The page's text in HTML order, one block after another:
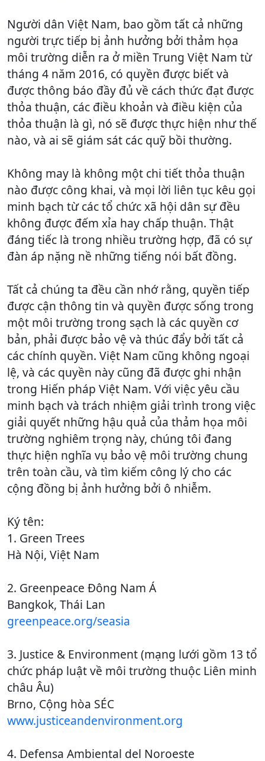
Người dân Việt Nam, bao gồm tất cả những
người trực tiếp bị ảnh hưởng bởi thảm họa
môi trường diễn ra ở miền Trung Việt Nam từ
tháng 4 năm 2016, có quyền được biết và
được thông báo đầy đủ về cách thức đạt được
thỏa thuận, các điều khoản và điều kiện của
thỏa thuận là gì, nó sẽ được thực hiện như thế
nào, và ai sẽ giám sát các quỹ bồi thường.
Không may là không một chi tiết thỏa thuận
nào được công khai, và mọi lời liên tục kêu gọi
minh bạch từ các tổ chức xã hội dân sự đều
không được đếm xỉa hay chấp thuận. Thật
đáng tiếc là trong nhiều trường hợp, đã có sự
đàn áp nặng nề những tiếng nói bất đồng.
Tất cả chúng ta đều cần nhớ rằng, quyền tiếp
được cận thông tin và quyền được sống trong
một môi trường trong sạch là các quyền cơ
bản, phải được bảo vệ và thúc đẩy bởi tất cả
các chính quyền. Việt Nam cũng không ngoại
lệ, và các quyền này cũng đã được ghi nhận
trong Hiến pháp Việt Nam. Với việc yêu cầu
minh bạch và trách nhiệm giải trình trong việc
giải quyết những hậu quả của thảm họa môi
trường nghiêm trọng này, chúng tôi đang
thực hiện nghĩa vụ bảo vệ môi trường chung
trên toàn cầu, và tìm kiếm công lý cho các
cộng đồng bị ảnh hưởng bởi ô nhiễm.
Ký tên:
1. Green Trees
Hà Nội, Việt Nam
2. Greenpeace Đông Nam Á
Bangkok, Thái Lan
greenpeace.org/seasia
3. Justice & Environment (mạng lưới gồm 13 tổ
chức pháp luật về môi trường thuộc Liên minh
châu Âu)
Brno, Cộng hòa SÉC
www.justiceandenvironment.org
4. Defensa Ambiental del Noroeste